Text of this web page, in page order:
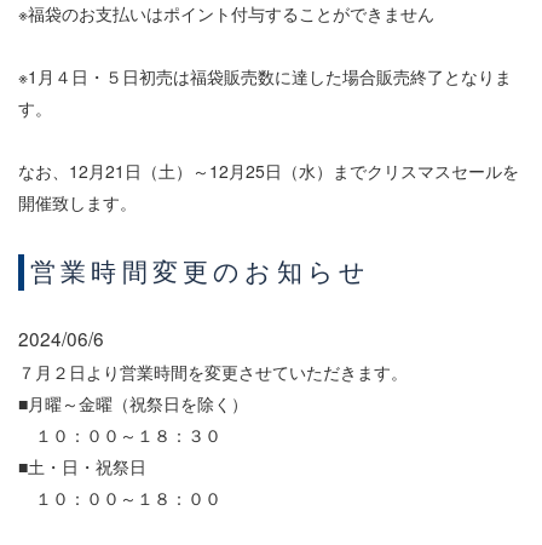
※福袋のお支払いはポイント付与することができません
※1月４日・５日初売は福袋販売数に達した場合販売終了となりま
す。
なお、12月21日（土）～12月25日（水）までクリスマスセールを
開催致します。
営業時間変更のお知らせ
2024/06/6
７月２日より営業時間を変更させていただきます。
■月曜～金曜（祝祭日を除く）
１０：００～１８：３０
■土・日・祝祭日
１０：００～１８：００